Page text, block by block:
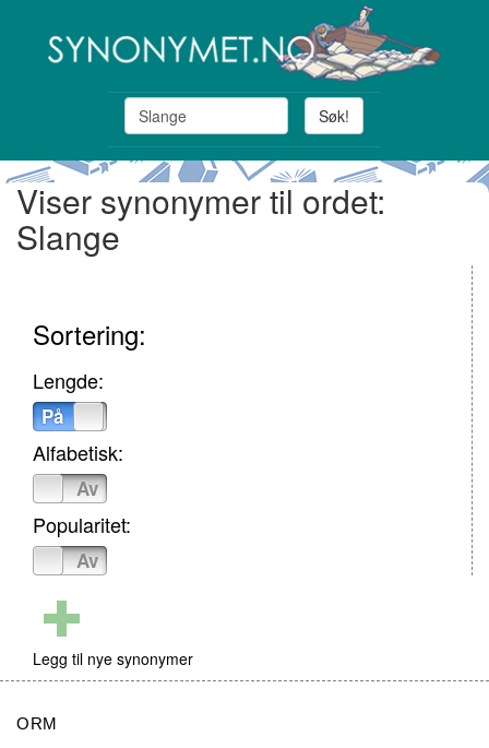
Søk!
Viser synonymer til ordet:
Slange
Sortering:
Lengde:
På
Alfabetisk:
Av
Popularitet:
Av
Legg til nye synonymer
ORM